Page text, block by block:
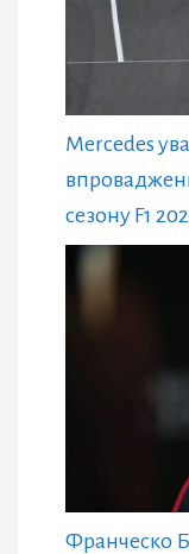
Mercedes
сезону F1
Франческо